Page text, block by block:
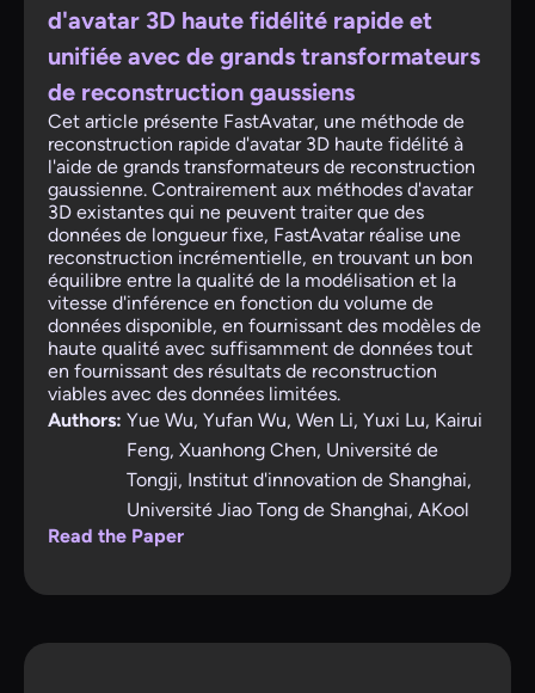
d'avatar 3D haute fidélité rapide et
unifiée avec de grands transformateurs
de reconstruction gaussiens
Cet article présente FastAvatar, une méthode de
reconstruction rapide d'avatar 3D haute fidélité à
l'aide de grands transformateurs de reconstruction
gaussienne. Contrairement aux méthodes d'avatar
3D existantes qui ne peuvent traiter que des
données de longueur fixe, FastAvatar réalise une
reconstruction incrémentielle, en trouvant un bon
équilibre entre la qualité de la modélisation et la
vitesse d'inférence en fonction du volume de
données disponible, en fournissant des modèles de
haute qualité avec suffisamment de données tout
en fournissant des résultats de reconstruction
viables avec des données limitées.
Authors: Yue Wu, Yufan Wu, Wen Li, Yuxi Lu, Kairui
Feng, Xuanhong Chen, Université de
Tongji, Institut d'innovation de Shanghai,
Université Jiao Tong de Shanghai, AKool
Read the Paper